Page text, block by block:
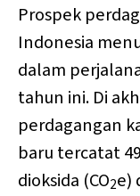
Prospek
Indonesia
dalam
tahun ini. Di
perdagangan
baru tercatat
dioksida (CO2e)